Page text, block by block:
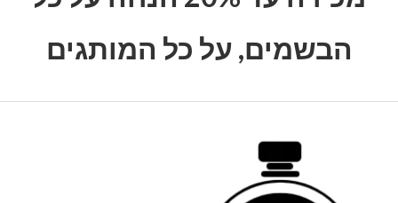
הבשמים, על כל המותגים